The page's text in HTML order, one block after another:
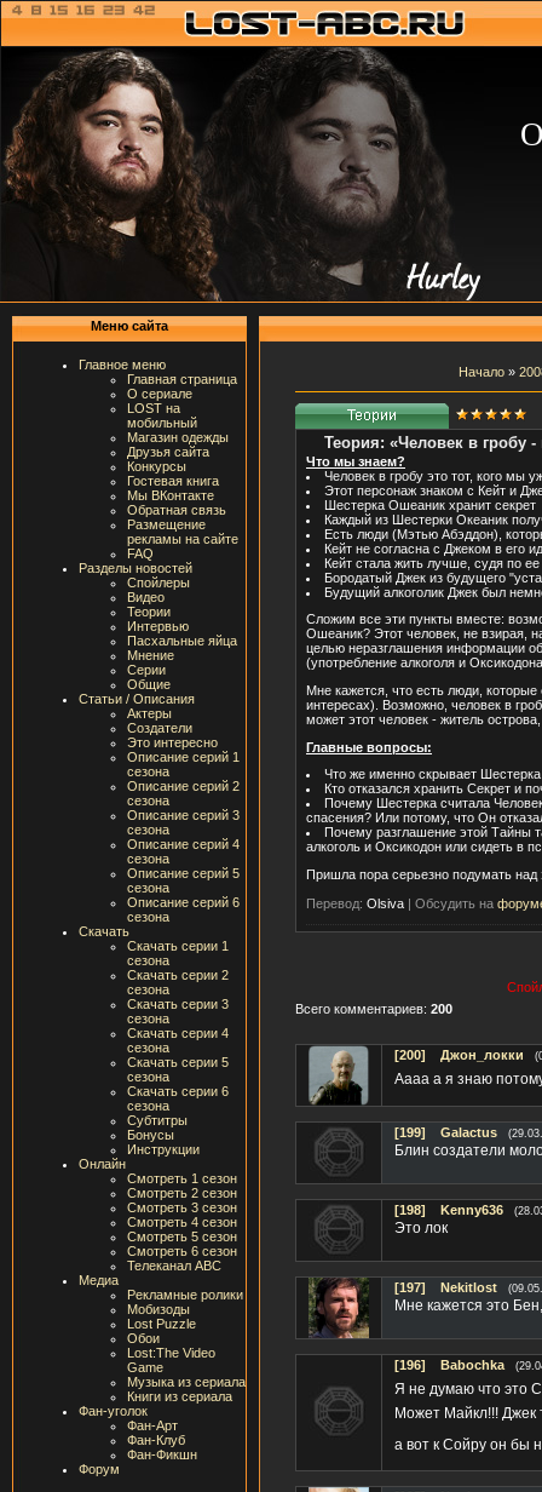
Меню сайта
Главное меню
Главная страница
О сериале
LOST на
мобильный
Магазин одежды
Друзья сайта
Конкурсы
Гостевая книга
Мы ВКонтакте
Обратная связь
Размещение
рекламы на сайте
FAQ
Разделы новостей
Спойлеры
Видео
Теории
Интервью
Пасхальные яйца
Мнение
Серии
Общие
Статьи / Описания
Актеры
Создатели
Это интересно
Описание серий 1
сезона
Описание серий 2
сезона
Описание серий 3
сезона
Описание серий 4
сезона
Описание серий 5
сезона
Описание серий 6
сезона
Скачать
Скачать серии 1
сезона
Скачать серии 2
сезона
Скачать серии 3
сезона
Скачать серии 4
сезона
Скачать серии 5
сезона
Скачать серии 6
сезона
Субтитры
Бонусы
Инструкции
Онлайн
Смотреть 1 сезон
Смотреть 2 сезон
Смотреть 3 сезон
Смотреть 4 сезон
Смотреть 5 сезон
Смотреть 6 сезон
Телеканал ABC
Медиа
Рекламные ролики
Мобизоды
Lost Puzzle
Обои
Lost:The Video
Game
Музыка из сериала
Книги из сериала
Фан-уголок
Фан-Арт
Фан-Клуб
Фан-Фикшн
Форум
Начало»
Теория: «Человек в гробу
Что мы знаем?
Человек в гробу это тот, кого мы
Этот персонаж знаком с Кейт и
Шестерка Ошеаник хранит секрет
Каждый из Шестерки Океаник
Есть люди (Мэтью Абэддон),
Кейт не согласна с Джеком в его
Кейт стала жить лучше, судя по
Бородатый Джек из будущего
Будущий алкоголик Джек был
Сложим все эти пункты вместе:
Ошеаник? Этот человек, не взирая,
целью неразглашения информации
(употребление алкоголя и
Мне кажется, что есть люди,
интересах). Возможно, человек в
может этот человек - житель
Главные вопросы:
Что же именно скрывает
Кто отказался хранить Секрет и
Почему Шестерка считала
спасения? Или потому, что Он
Почему разглашение этой Тайны
алкоголь и Оксикодон или сидеть в
Пришла пора серьезно подумать
Перевод: Olsiva | Обсудить на
Всего комментариев: 200
[200] Джон_локки
Аааа а я знаю
[199] Galactus
Блин создатели
[198] Kenny636
Это лок
[197] Nekitlost
Мне кажется это
[196] Babochka
Я не думаю что это
Может Майкл!!! Джек
а вот к Сойру он бы